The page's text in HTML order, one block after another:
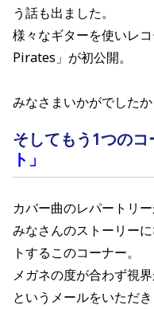
う話も出ました。
様々なギターを使いレ
Pirates」が初公開。
みなさまいかがでしたか
そしてもう1つのコ
ト」
カバー曲のレパートリ
みなさんのストーリー
トするこのコーナー。
メガネの度が合わず視界
というメールをいただき